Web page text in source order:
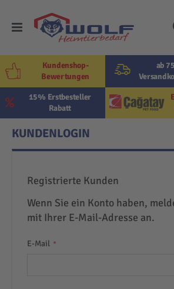
ab
15% Erstbesteller
Rabatt
Kundenshop-
Bewertungen
KUNDENLOGIN
Registrierte Kunden
Wenn Sie ein Konto haben,
mit Ihrer E-Mail-Adresse an.
E-Mail